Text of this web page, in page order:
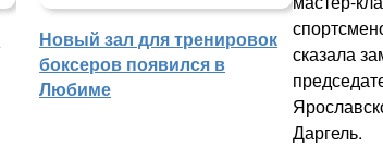
Новый зал для тренировок
боксеров появился в
Любиме
сказала
Даргель.